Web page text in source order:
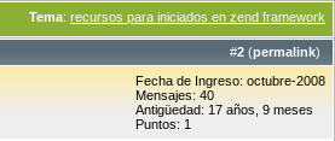
Tema: recursos para iniciados en zend framework
#2 (permalink)
Fecha de Ingreso: octubre-2008
Mensajes: 40
Antigüedad: 17 años, 9 meses
Puntos: 1